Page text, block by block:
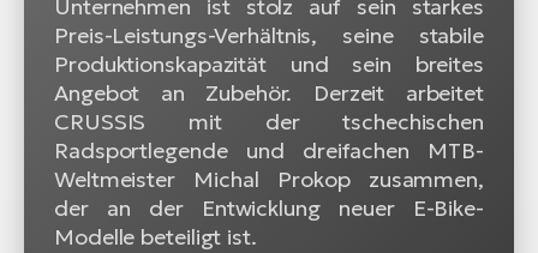
Unternehmen ist stolz auf sein starkes
Preis-Leistungs-Verhältnis, seine stabile
Produktionskapazität und sein breites
Angebot an Zubehör. Derzeit arbeitet
CRUSSIS mit der tschechischen
Radsportlegende und dreifachen MTB-
Weltmeister Michal Prokop zusammen,
der an der Entwicklung neuer E-Bike-
Modelle beteiligt ist.